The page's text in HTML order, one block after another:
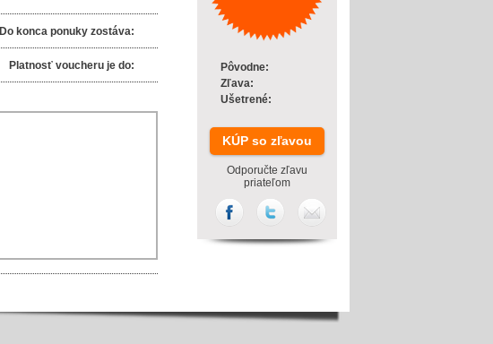
Do konca ponuky zostáva:
Platnosť voucheru je do:
Pôvodne:
Zľava:
Ušetrené:
KÚP so zľavou
Odporučte zľavu
priateľom